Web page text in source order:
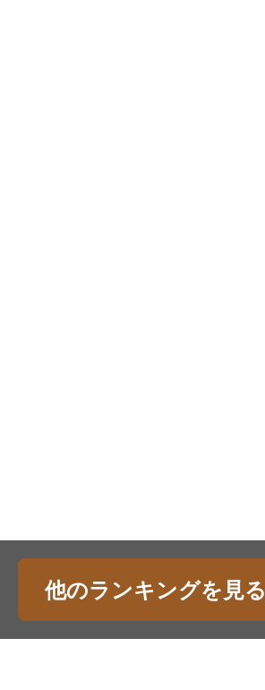
他のランキングを見る